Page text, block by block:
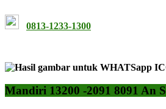
0813-1233-1300
Mandiri 13200 -2091 8091 An